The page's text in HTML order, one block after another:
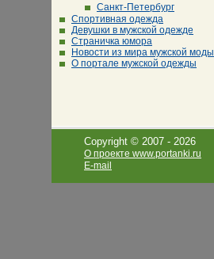
Санкт-Петербург
Спортивная одежда
Девушки в мужской одежде
Страничка юмора
Новости из мира мужской моды
О портале мужской одежды
Copyright © 2007 - 2026
О проекте www.portanki.ru
E-mail